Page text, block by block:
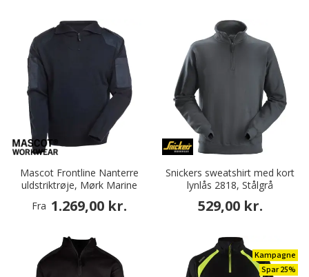
Mascot Frontline Nanterre
uldstriktrøje, Mørk Marine
Fra 1.269,00 kr.
Snickers sweatshirt med kort
lynlås 2818, Stålgrå
529,00 kr.
Kampagne
Spar 25%